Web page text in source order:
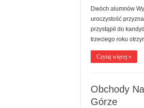
Dwóch alumnów
uroczystość
przystąpił do
trzeciego roku
Czytaj więcej »
Obchody
Górze